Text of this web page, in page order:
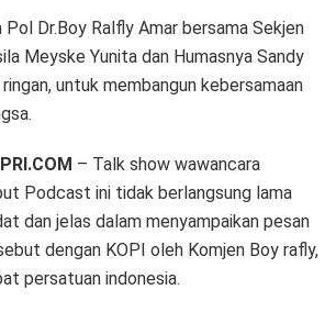
Pol Dr.Boy Ralfly Amar bersama Sekjen
Meyske Yunita dan Humasnya Sandy
untuk membangun kebersamaan
– Talk show wawancara
Podcast ini tidak berlangsung lama
dan jelas dalam menyampaikan pesan
dengan KOPI oleh Komjen Boy rafly,
persatuan indonesia.